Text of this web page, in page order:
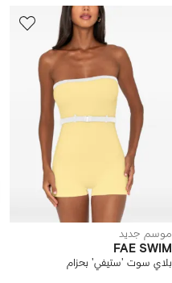
موسم جديد
FAE SWIM
بلاي سوت 'ستيفي' بحزام